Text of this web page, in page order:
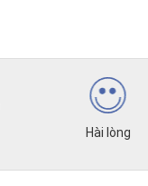
Hài lòng